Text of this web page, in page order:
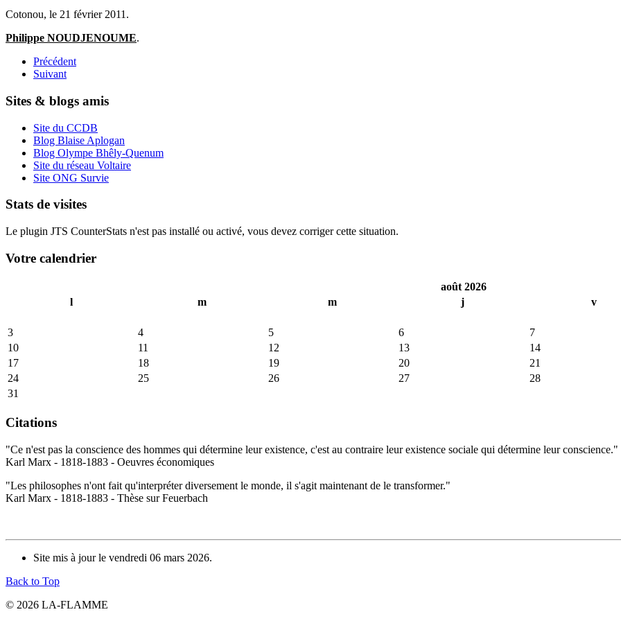
Cotonou, le 21 février 2011.
Philippe NOUDJENOUME.
Précédent
Suivant
Sites & blogs amis
Site du CCDB
Blog Blaise Aplogan
Blog Olympe Bhêly-Quenum
Site du réseau Voltaire
Site ONG Survie
Stats de visites
Le plugin JTS CounterStats n'est pas installé ou activé, vous devez corriger cette situation.
Votre calendrier
août 2026
l
m m j v
3 4 5 6
7
10
11 12 13
14
17
18 19 20
21
24
25 26 27
28
31
Citations
"Ce n'est pas la conscience des hommes qui détermine leur existence, c'est au contraire leur existence sociale qui détermine leur conscience."
Karl Marx - 1818-1883 - Oeuvres économiques
"Les philosophes n'ont fait qu'interpréter diversement le monde, il s'agit maintenant de le transformer."
Karl Marx - 1818-1883 - Thèse sur Feuerbach
Site mis à jour le vendredi 06 mars 2026.
Back to Top
© 2026 LA-FLAMME